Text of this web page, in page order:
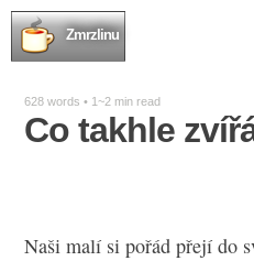
Zmrzlinu
628 words • 1~2 min read
Co takhle
Naši malí si pořád přejí do